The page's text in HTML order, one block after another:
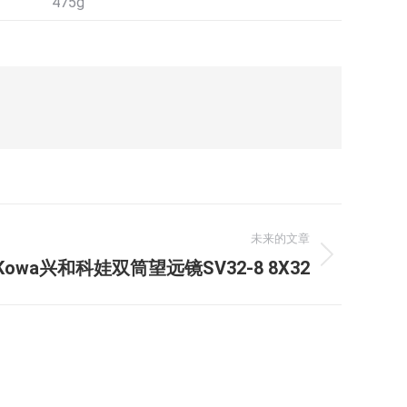
未来的文章
兴和科娃双筒望远镜SV32-8 8X32